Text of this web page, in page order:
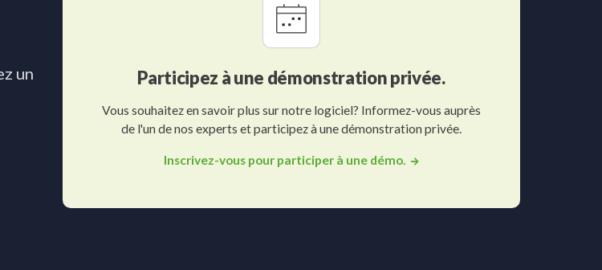
un
Participez à une démonstration privée.
Vous souhaitez en savoir plus sur notre logiciel? Informez-vous auprès
de l'un de nos experts et participez à une démonstration privée.
Inscrivez-vous pour participer à une démo.